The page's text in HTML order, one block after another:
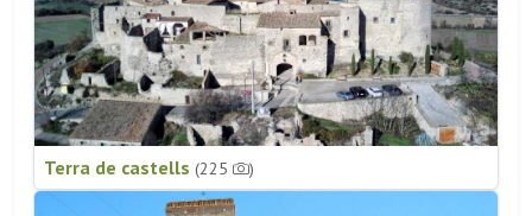
Terra de castells (225 )